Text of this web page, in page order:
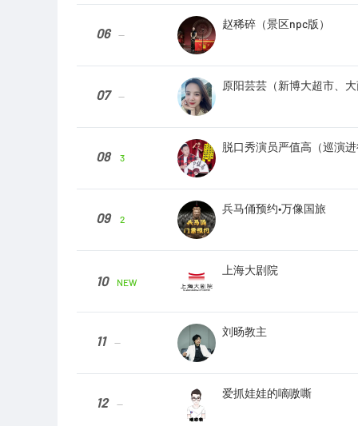
06 --
赵稀碎（景区npc版）
07 --
原阳芸芸（新博大超市、大
08 3
脱口秀演员严值高（巡演进
09 2
兵马俑预约•万像国旅
10 NEW
上海大剧院
11 --
刘旸教主
12 --
爱抓娃娃的嘀嗷嘶